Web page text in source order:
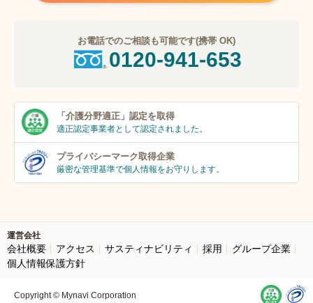
お電話でのご相談も可能です(携帯 OK)
0120-941-653
「介護分野適正」 認定を取得
適正認定事業者として認定されました。
プライバシーマーク取得企業
厳密な管理基準で個人情報をお守りします。
運営会社
会社概要 アクセス サスティナビリティ 採用
グループ企業
個人情報保護方針
Copyright © Mynavi Corporation